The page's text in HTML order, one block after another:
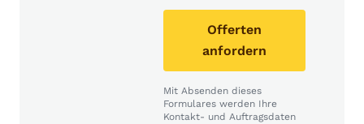
Offerten
anfordern
Mit Absenden dieses
Formulares werden Ihre
Kontakt- und Auftragsdaten